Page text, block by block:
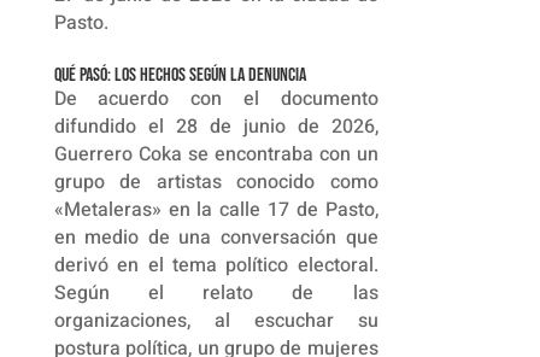
Pasto.
Qué pasó: los hechos según la denuncia
De acuerdo con el documento
difundido el 28 de junio de 2026,
Guerrero Coka se encontraba con un
grupo de artistas conocido como
«Metaleras» en la calle 17 de Pasto,
en medio de una conversación que
derivó en el tema político electoral.
Según el relato de las
organizaciones, al escuchar su
postura política, un grupo de mujeres